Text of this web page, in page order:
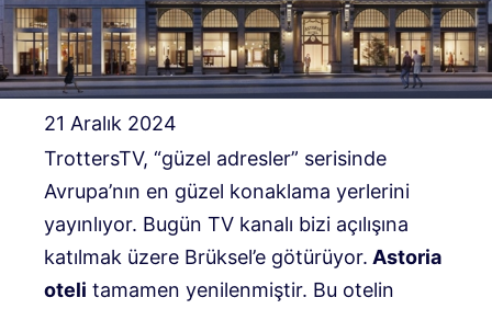
21 Aralık 2024
TrottersTV, “güzel adresler” serisinde
Avrupa’nın en güzel konaklama yerlerini
yayınlıyor. Bugün TV kanalı bizi açılışına
katılmak üzere Brüksel’e götürüyor. Astoria
oteli tamamen yenilenmiştir. Bu otelin